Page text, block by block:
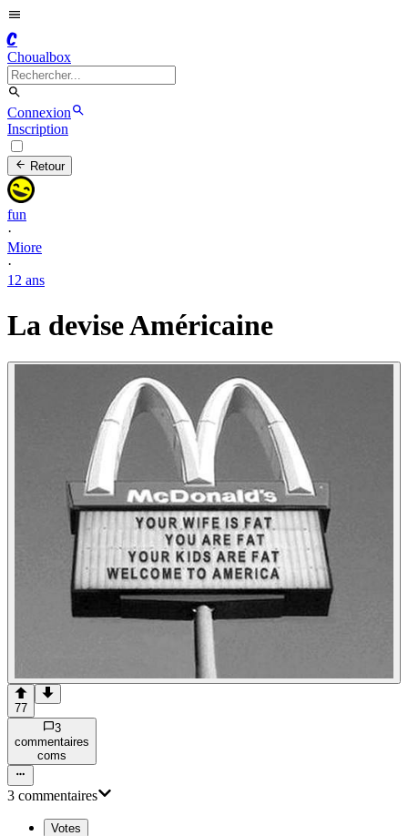
C
Choualbox
Connexion
Inscription
Retour
fun
·
Miore
·
12 ans
La devise Américaine
77
3
commentaires
coms
3 commentaires
Votes